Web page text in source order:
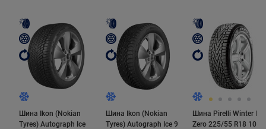
В сравнении с первой версией Blizzak Spike данная
модель получила инновационный шип. Шип имеет
направленные овальные основание и наконечник.
Первое препятствует повороту шипа и обеспечивает
уверенную посадку в протекторе, а твёрдосплавная
вставка - увеличенную длину кромки касания шипа
Шина Ikon (Nokian
Tyres) Autograph Ice
Шина Ikon (Nokian
Tyres) Autograph Ice 9
Шина Pirelli Winter Ice
Zero 225/55 R18 102T